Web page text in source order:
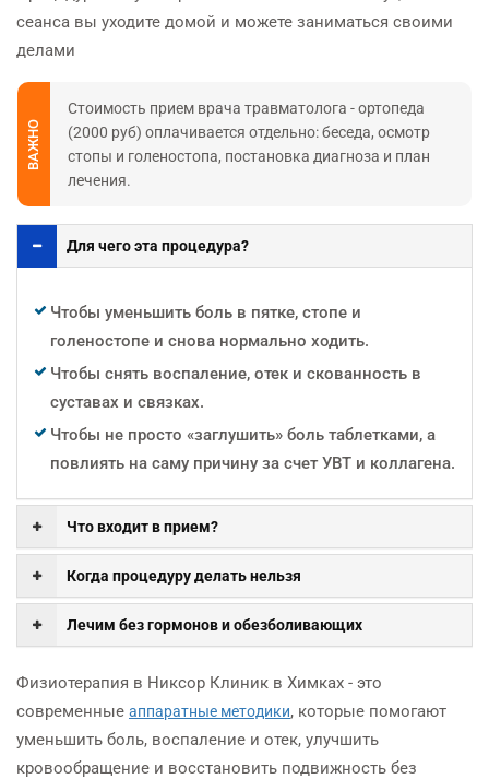
сеанса вы уходите домой и можете заниматься своими
делами
ВАЖНО
Стоимость прием врача травматолога ‑ ортопеда
(2000 руб) оплачивается отдельно: беседа, осмотр
стопы и голеностопа, постановка диагноза и план
лечения.
Для чего эта процедура?
Чтобы уменьшить боль в пятке, стопе и
голеностопе и снова нормально ходить.
Чтобы снять воспаление, отек и скованность в
суставах и связках.
Чтобы не просто «заглушить» боль таблетками, а
повлиять на саму причину за счет УВТ и коллагена.
Что входит в прием?
Когда процедуру делать нельзя
Лечим без гормонов и обезболивающих
Физиотерапия в Никсор Клиник в Химках - это
современные аппаратные методики, которые помогают
уменьшить боль, воспаление и отек, улучшить
кровообращение и восстановить подвижность без